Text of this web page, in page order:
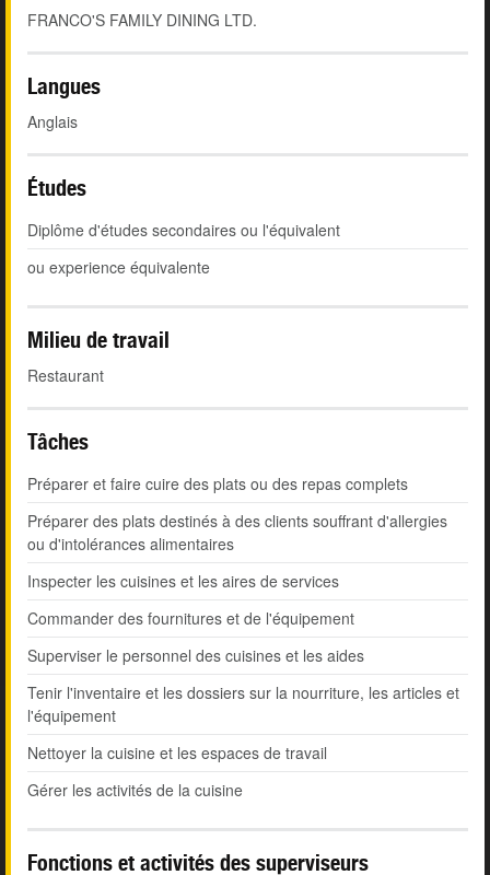
FRANCO'S FAMILY DINING LTD.
Langues
Anglais
Études
Diplôme d'études secondaires ou l'équivalent
ou experience équivalente
Milieu de travail
Restaurant
Tâches
Préparer et faire cuire des plats ou des repas complets
Préparer des plats destinés à des clients souffrant d'allergies
ou d'intolérances alimentaires
Inspecter les cuisines et les aires de services
Commander des fournitures et de l'équipement
Superviser le personnel des cuisines et les aides
Tenir l'inventaire et les dossiers sur la nourriture, les articles et
l'équipement
Nettoyer la cuisine et les espaces de travail
Gérer les activités de la cuisine
Fonctions et activités des superviseurs